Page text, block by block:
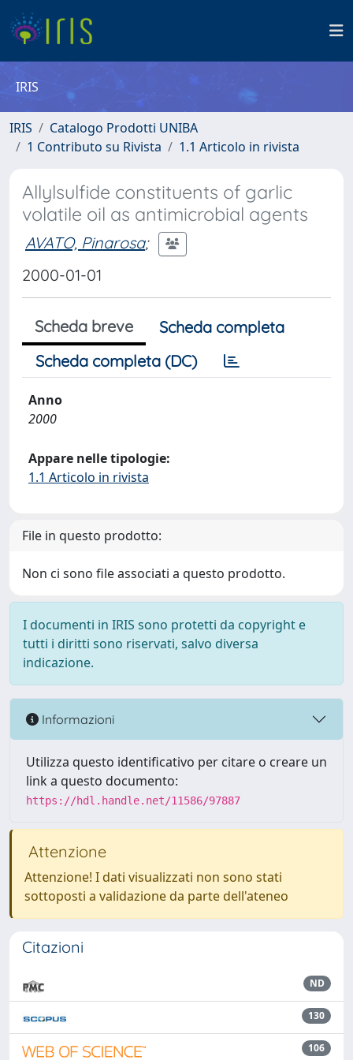
IRIS
IRIS
Catalogo Prodotti UNIBA
1 Contributo su Rivista
1.1 Articolo in rivista
Allylsulfide constituents of garlic
volatile oil as antimicrobial agents
AVATO, Pinarosa;
2000-01-01
Scheda breve
Scheda completa
Scheda completa (DC)
Anno
2000
Appare nelle tipologie:
1.1 Articolo in rivista
File in questo prodotto:
Non ci sono file associati a questo prodotto.
I documenti in IRIS sono protetti da copyright e
tutti i diritti sono riservati, salvo diversa
indicazione.
Informazioni
Utilizza questo identificativo per citare o creare un
link a questo documento:
https://hdl.handle.net/11586/97887
Attenzione
Attenzione! I dati visualizzati non sono stati
sottoposti a validazione da parte dell'ateneo
Citazioni
ND
130
106